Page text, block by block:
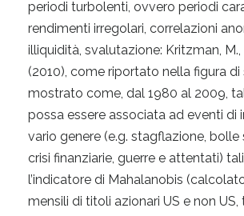
periodi turbolenti, ovvero periodi
rendimenti irregolari, correlazioni
illiquidità, svalutazione: Kritzman, M.,
(2010), come riportato nella figura di
mostrato come, dal 1980 al 2009,
possa essere associata ad eventi di
vario genere (e.g. stagflazione, bolle
crisi finanziarie, guerre e attentati)
l’indicatore di Mahalanobis
mensili di titoli azionari US e non US,